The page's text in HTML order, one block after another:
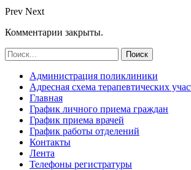
Prev Next
Комментарии закрыты.
Администрация поликлиники
Адресная схема терапевтических
Главная
График личного приема граждан
График приема врачей
График работы отделений
Контакты
Лента
Телефоны регистратуры